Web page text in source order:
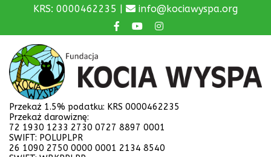
KRS: 0000462235 | info@kociawyspa.org
Przekaż 1.5% podatku: KRS 0000462235
Przekaż darowiznę:
72 1930 1233 2730 0727 8897 0001
SWIFT: POLUPLPR
26 1090 2750 0000 0001 2134 8540